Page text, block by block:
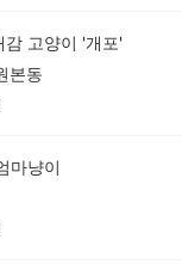
감 고양이 '개포'
본동
마냥이